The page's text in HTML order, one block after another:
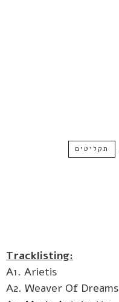
תקליטים
Tracklisting:
A1. Arietis
A2. Weaver Of Dreams